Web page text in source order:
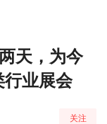
天，为今
行业展会
关注